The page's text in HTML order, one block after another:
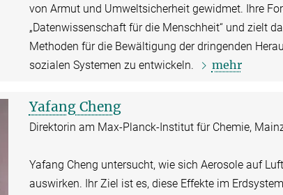
von Armut und Umweltsicherheit gewidmet. Ihre
„Datenwissenschaft für die Menschheit“ und zielt
Methoden für die Bewältigung der dringenden
sozialen Systemen zu entwickeln.
mehr
Yafang Cheng
Direktorin am Max-Planck-Institut für Chemie,
​​Yafang Cheng untersucht, wie sich Aerosole auf
auswirken. Ihr Ziel ist es, diese Effekte im